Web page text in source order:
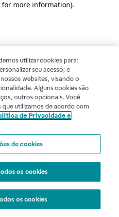
for more information).
utilizar cookies para:
seu acesso; e
websites, visando o
Alguns cookies são
outros opcionais. Você
que utilizamos de acordo com
de Privacidade e
de cookies
os cookies
os cookies